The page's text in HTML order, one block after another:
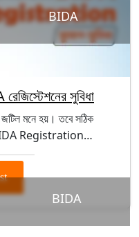
সুবিধা
BIDA
মনে হয়। তবে সঠিক
BIDA Registration…
BIDA